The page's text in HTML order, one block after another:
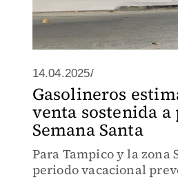
14.04.2025/
Gasolineros
venta sostenida
Semana Santa
Para Tampico y la zona
periodo vacacional